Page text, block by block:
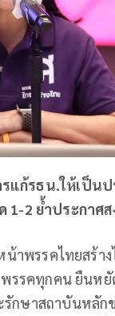
ก้รธน.ให้เป็นป
1-2 ย้ำประกาศ
าพรรคไทยสร้า
รรคทุกคน ยืนห
กษาสถาบันหลัก